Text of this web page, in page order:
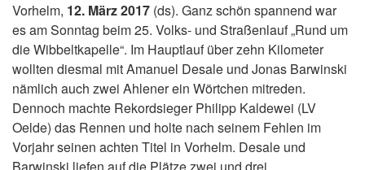
Vorhelm, 12. März 2017 (ds). Ganz schön spannend war
es am Sonntag beim 25. Volks- und Straßenlauf „Rund um
die Wibbeltkapelle“. Im Hauptlauf über zehn Kilometer
wollten diesmal mit Amanuel Desale und Jonas Barwinski
nämlich auch zwei Ahlener ein Wörtchen mitreden.
Dennoch machte Rekordsieger Philipp Kaldewei (LV
Oelde) das Rennen und holte nach seinem Fehlen im
Vorjahr seinen achten Titel in Vorhelm. Desale und